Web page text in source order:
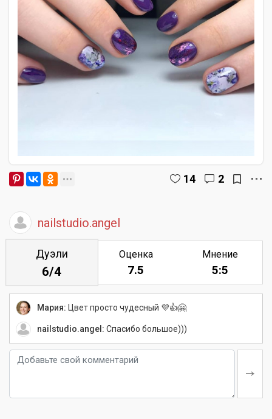
14 2
nailstudio.angel
Дуэли
6/4
Оценка
7.5
Мнение
5:5
Мария: Цвет просто чудесный 💜👍🤗
nailstudio.angel: Спасибо большое)))